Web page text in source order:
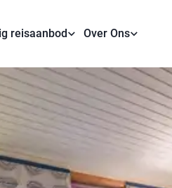
reisaanbod Over Ons